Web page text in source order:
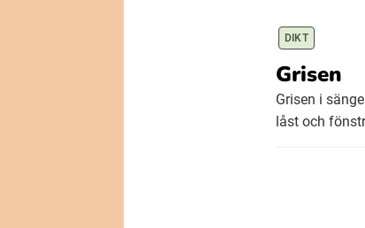
DIKT
Grisen
Grisen i
låst och